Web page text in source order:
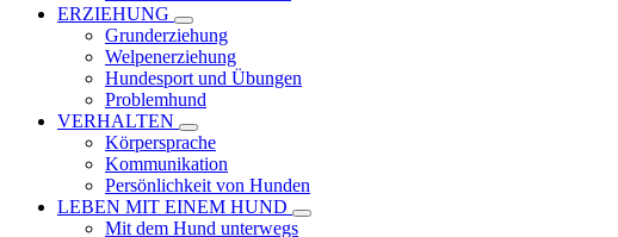
ERZIEHUNG
Grunderziehung
Welpenerziehung
Hundesport und Übungen
Problemhund
VERHALTEN
Körpersprache
Kommunikation
Persönlichkeit von Hunden
LEBEN MIT EINEM HUND
Mit dem Hund unterwegs